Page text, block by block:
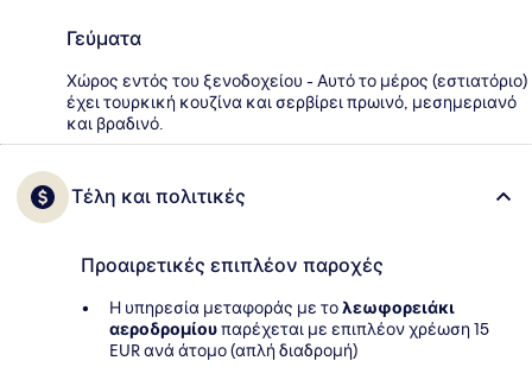
Γεύματα
Χώρος εντός του ξενοδοχείου - Αυτό το μέρος (εστιατόριο)
έχει τουρκική κουζίνα και σερβίρει πρωινό, μεσημεριανό
και βραδινό.
Τέλη και πολιτικές
Προαιρετικές επιπλέον παροχές
Η υπηρεσία μεταφοράς με τολεωφορειάκι
αεροδρομίουπαρέχεται με επιπλέον χρέωση 15
EUR ανά άτομο (απλή διαδρομή)